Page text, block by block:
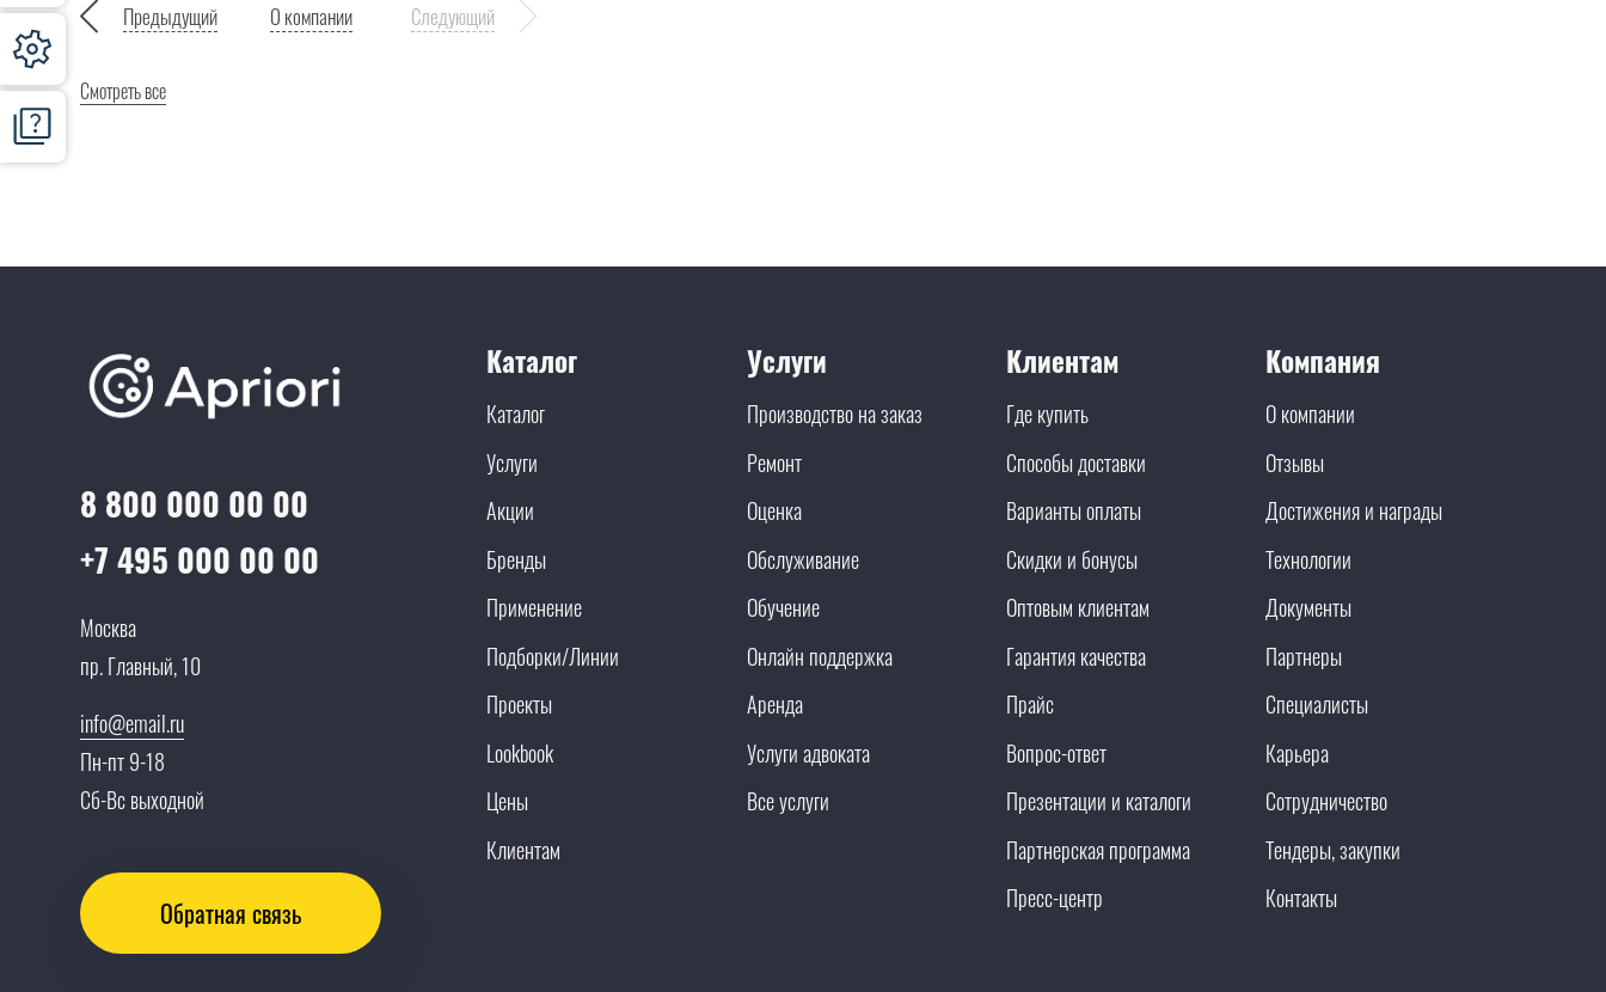
Предыдущий О компании Следующий
Смотреть все
8 800 000 00 00
+7 495 000 00 00
Москва
пр. Главный, 10
info@email.ru
Пн-пт 9-18
Сб-Вс выходной
Обратная связь
Каталог
Каталог
Услуги
Акции
Бренды
Применение
Подборки/Линии
Проекты
Lookbook
Цены
Клиентам
Услуги
Производство на заказ
Ремонт
Оценка
Обслуживание
Обучение
Онлайн поддержка
Аренда
Услуги адвоката
Все услуги
Клиентам
Где купить
Способы доставки
Варианты оплаты
Скидки и бонусы
Оптовым клиентам
Гарантия качества
Прайс
Вопрос-ответ
Презентации и каталоги
Партнерская программа
Пресс-центр
Компания
О компании
Отзывы
Достижения и награды
Технологии
Документы
Партнеры
Специалисты
Карьера
Сотрудничество
Тендеры, закупки
Контакты